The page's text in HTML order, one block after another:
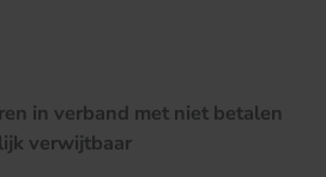
in verband met niet betalen
verwijtbaar